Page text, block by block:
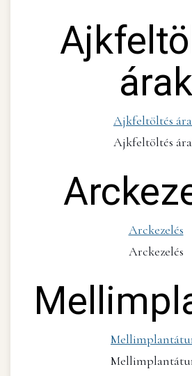
árak
Ajkfeltöltés
Ajkfeltöltés
Arckezelés
Arckezelés